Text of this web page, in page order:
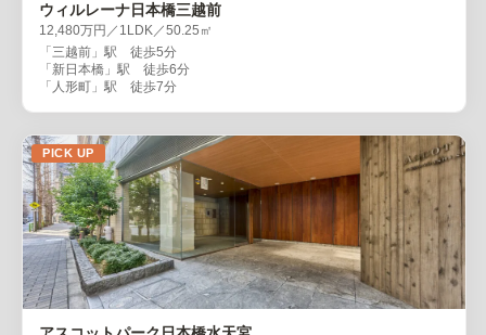
ウィルレーナ日本橋三越前
12,480万円／1LDK／50.25㎡
「三越前」駅 徒歩5分
「新日本橋」駅 徒歩6分
「人形町」駅 徒歩7分
PICK UP